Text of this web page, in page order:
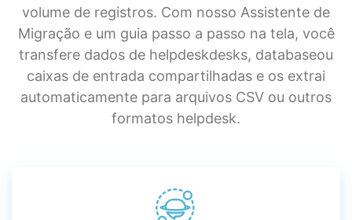
volume de registros. Com nosso Assistente de
Migração e um guia passo a passo na tela, você
transfere dados de helpdeskdesks, databaseou
caixas de entrada compartilhadas e os extrai
automaticamente para arquivos CSV ou outros
formatos helpdesk.